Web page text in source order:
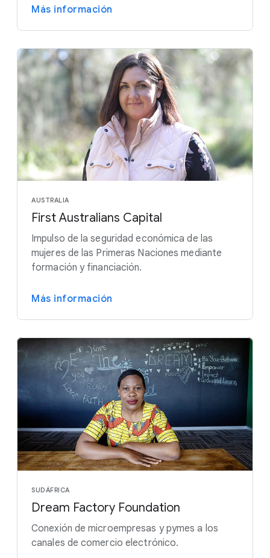
Más información
AUSTRALIA
First Australians Capital
Impulso de la seguridad económica de las
mujeres de las Primeras Naciones mediante
formación y financiación.
Más información
SUDÁFRICA
Dream Factory Foundation
Conexión de microempresas y pymes a los
canales de comercio electrónico.